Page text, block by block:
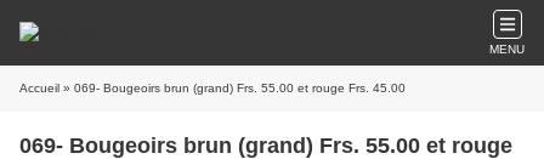
MENU
Accueil » 069- Bougeoirs brun (grand) Frs. 55.00 et rouge Frs. 45.00
069- Bougeoirs brun (grand) Frs. 55.00 et rouge